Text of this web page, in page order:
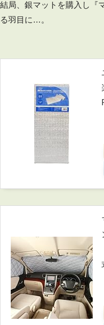
結局、銀マットを購入し『
る羽目に…。